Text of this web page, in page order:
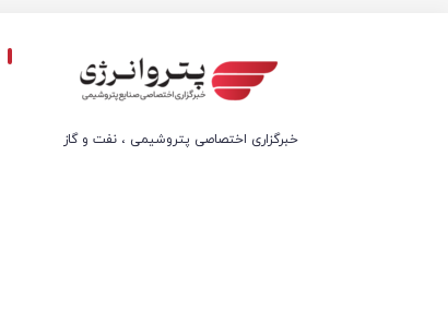
خبرگزاری اختصاصی پتروشیمی ، نفت و گاز